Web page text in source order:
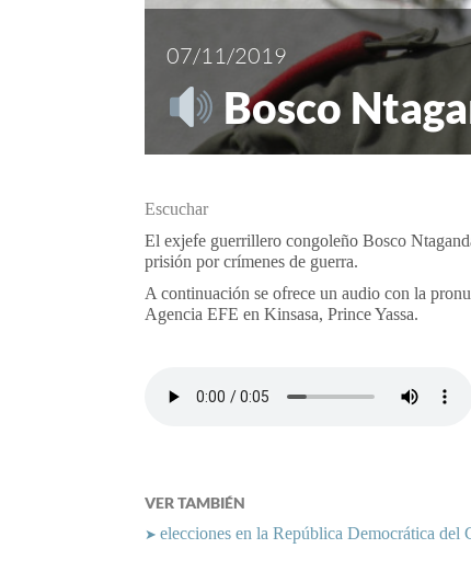
07/11/2019
Bosco
Escuchar
El exjefe guerrillero congoleño Bosco
prisión por crímenes de guerra.
A continuación se ofrece un audio con la
Agencia EFE en Kinsasa, Prince Yassa.
VER TAMBIÉN
➤ elecciones en la República Democrática del